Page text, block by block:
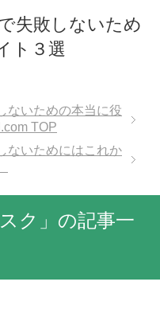
失敗しないため
ト３選
ないための本当に役
TOP
ないためにはこれか
ク」の記事一